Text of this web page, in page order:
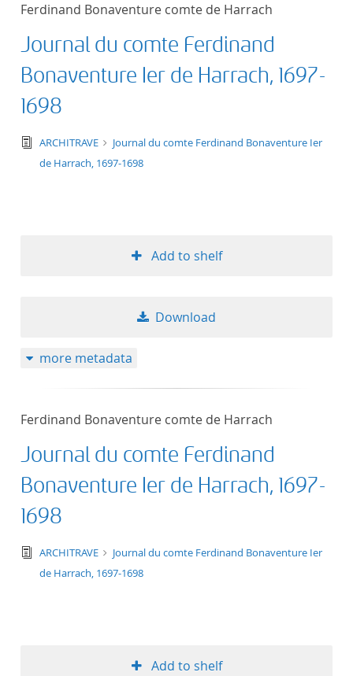
Ferdinand Bonaventure comte de Harrach
Journal du comte Ferdinand
Bonaventure Ier de Harrach, 1697-
1698
text/tg.edition+tg.aggregation+xml
ARCHITRAVE
Journal du comte Ferdinand Bonaventure Ier
de Harrach, 1697-1698
Add to shelf
Download
more metadata
Ferdinand Bonaventure comte de Harrach
Journal du comte Ferdinand
Bonaventure Ier de Harrach, 1697-
1698
text/tg.edition+tg.aggregation+xml
ARCHITRAVE
Journal du comte Ferdinand Bonaventure Ier
de Harrach, 1697-1698
Add to shelf